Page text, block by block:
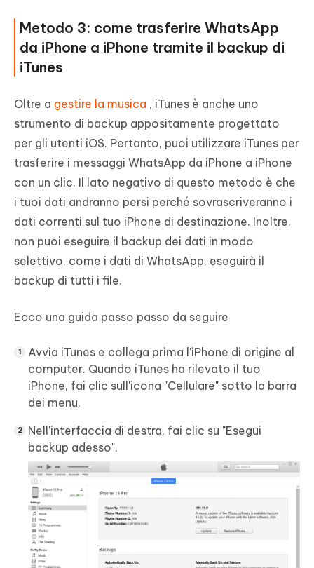
Metodo 3: come trasferire WhatsApp
da iPhone a iPhone tramite il backup di
iTunes
Oltre a gestire la musica , iTunes è anche uno
strumento di backup appositamente progettato
per gli utenti iOS. Pertanto, puoi utilizzare iTunes per
trasferire i messaggi WhatsApp da iPhone a iPhone
con un clic. Il lato negativo di questo metodo è che
i tuoi dati andranno persi perché sovrascriveranno i
dati correnti sul tuo iPhone di destinazione. Inoltre,
non puoi eseguire il backup dei dati in modo
selettivo, come i dati di WhatsApp, eseguirà il
backup di tutti i file.
Ecco una guida passo passo da seguire
Avvia iTunes e collega prima l'iPhone di origine al
computer. Quando iTunes ha rilevato il tuo
iPhone, fai clic sull'icona "Cellulare" sotto la barra
dei menu.
Nell'interfaccia di destra, fai clic su "Esegui
backup adesso".